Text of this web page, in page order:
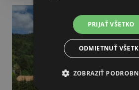
PRIJAŤ VŠETKO
ODMIETNUŤ
ZOBRAZIŤ